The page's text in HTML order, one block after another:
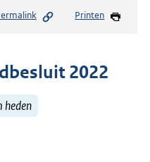
Printen
2022